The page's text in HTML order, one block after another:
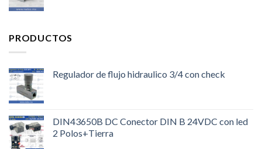
PRODUCTOS
Regulador de flujo hidraulico 3/4 con check
DIN43650B DC Conector DIN B 24VDC con led
2 Polos+Tierra